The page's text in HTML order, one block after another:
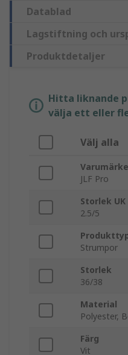
Datablad
Lagstiftning och
Produktdetaljer
Hitta liknande
välja ett eller
Välj alla
Varumärke
JLF Pro
Storlek UK
2.5/5
Strumpor
Storlek
36/38
Material
Polyester,
Färg
Vit